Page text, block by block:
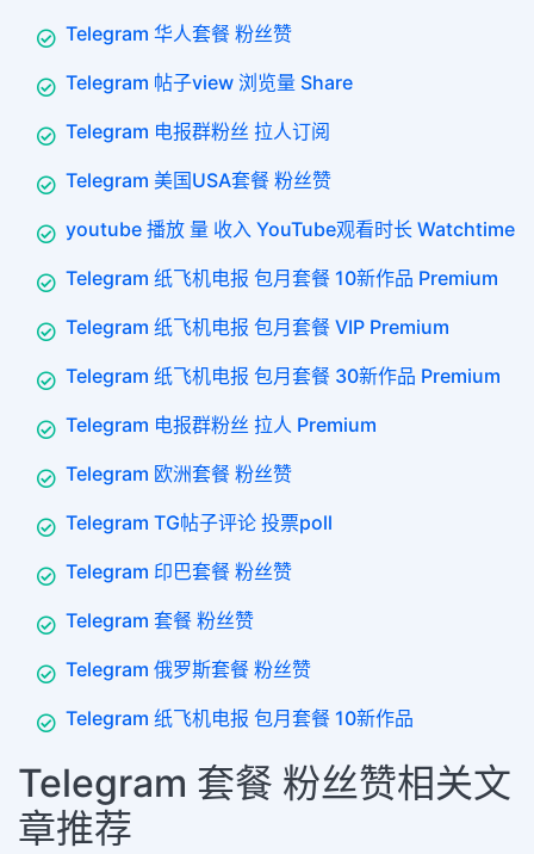
Telegram 华人套餐 粉丝赞
Telegram 帖子view 浏览量 Share
Telegram 电报群粉丝 拉人订阅
Telegram 美国USA套餐 粉丝赞
youtube 播放 量 收入 YouTube观看时长 Watchtime
Telegram 纸飞机电报 包月套餐 10新作品 Premium
Telegram 纸飞机电报 包月套餐 VIP Premium
Telegram 纸飞机电报 包月套餐 30新作品 Premium
Telegram 电报群粉丝 拉人 Premium
Telegram 欧洲套餐 粉丝赞
Telegram TG帖子评论 投票poll
Telegram 印巴套餐 粉丝赞
Telegram 套餐 粉丝赞
Telegram 俄罗斯套餐 粉丝赞
Telegram 纸飞机电报 包月套餐 10新作品
Telegram 套餐 粉丝赞相关文
章推荐